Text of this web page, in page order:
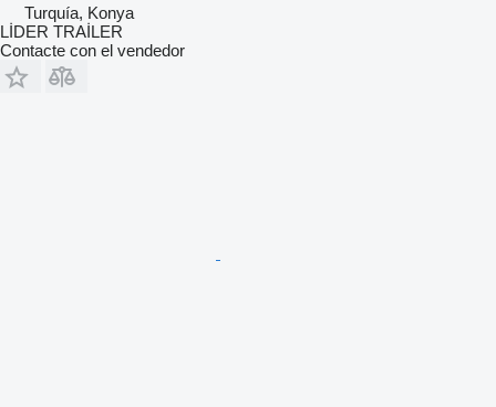
Turquía, Konya
LİDER TRAİLER
Contacte con el vendedor